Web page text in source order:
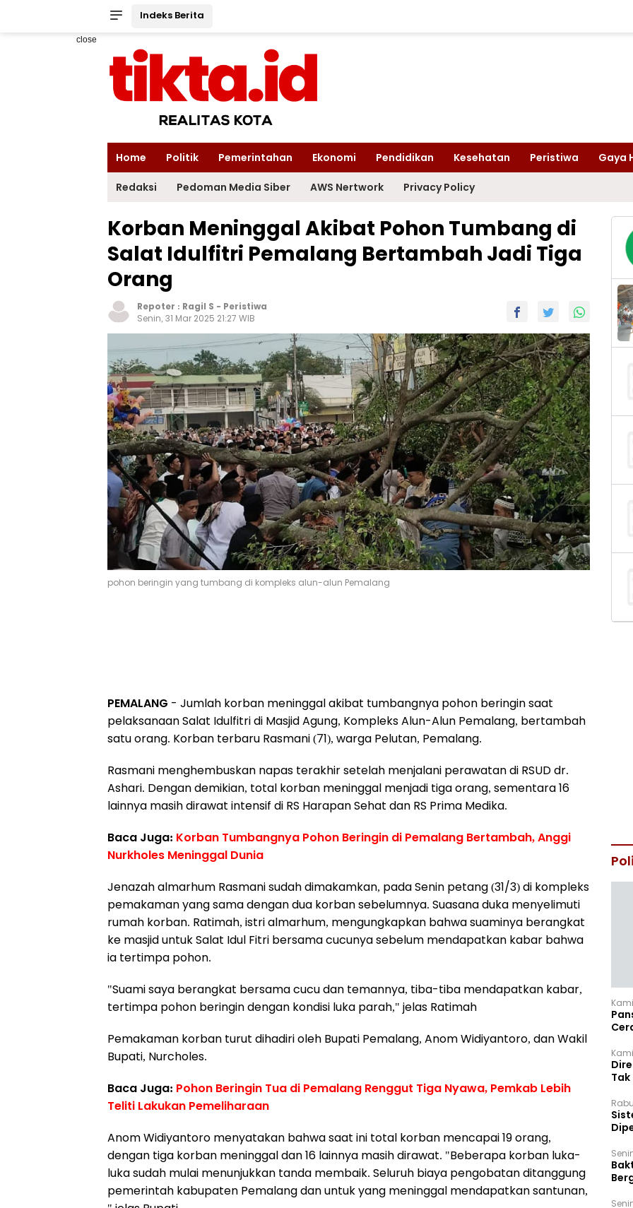
Indeks Berita
close
Home Politik Pemerintahan Ekonomi Pendidikan Kesehatan Peristiwa Gaya
Redaksi Pedoman Media Siber AWS Nertwork Privacy Policy
Korban Meninggal Akibat Pohon Tumbang di
Salat Idulfitri Pemalang Bertambah Jadi Tiga
Orang
Repoter : Ragil S - Peristiwa
Senin, 31 Mar 2025 21:27 WIB
pohon beringin yang tumbang di kompleks alun-alun Pemalang
PEMALANG - Jumlah korban meninggal akibat tumbangnya pohon beringin saat
pelaksanaan Salat Idulfitri di Masjid Agung, Kompleks Alun-Alun Pemalang, bertambah
satu orang. Korban terbaru Rasmani (71), warga Pelutan, Pemalang.
Rasmani menghembuskan napas terakhir setelah menjalani perawatan di RSUD dr.
Ashari. Dengan demikian, total korban meninggal menjadi tiga orang, sementara 16
lainnya masih dirawat intensif di RS Harapan Sehat dan RS Prima Medika.
Baca Juga: Korban Tumbangnya Pohon Beringin di Pemalang Bertambah, Anggi
Nurkholes Meninggal Dunia
Jenazah almarhum Rasmani sudah dimakamkan, pada Senin petang (31/3) di kompleks
pemakaman yang sama dengan dua korban sebelumnya. Suasana duka menyelimuti
rumah korban. Ratimah, istri almarhum, mengungkapkan bahwa suaminya berangkat
ke masjid untuk Salat Idul Fitri bersama cucunya sebelum mendapatkan kabar bahwa
ia tertimpa pohon.
"Suami saya berangkat bersama cucu dan temannya, tiba-tiba mendapatkan kabar,
tertimpa pohon beringin dengan kondisi luka parah," jelas Ratimah
Pemakaman korban turut dihadiri oleh Bupati Pemalang, Anom Widiyantoro, dan Wakil
Bupati, Nurcholes.
Baca Juga: Pohon Beringin Tua di Pemalang Renggut Tiga Nyawa, Pemkab Lebih
Teliti Lakukan Pemeliharaan
Anom Widiyantoro menyatakan bahwa saat ini total korban mencapai 19 orang,
dengan tiga korban meninggal dan 16 lainnya masih dirawat. "Beberapa korban luka-
luka sudah mulai menunjukkan tanda membaik. Seluruh biaya pengobatan ditanggung
pemerintah kabupaten Pemalang dan untuk yang meninggal mendapatkan santunan,